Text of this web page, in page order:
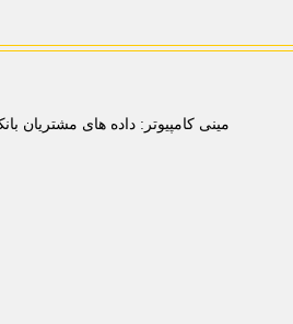
مینی کامپیوتر: داده های مشتریان